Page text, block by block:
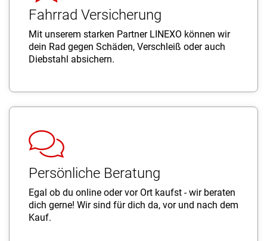
Fahrrad Versicherung
Mit unserem starken Partner LINEXO können wir
dein Rad gegen Schäden, Verschleiß oder auch
Diebstahl absichern.
Persönliche Beratung
Egal ob du online oder vor Ort kaufst - wir beraten
dich gerne! Wir sind für dich da, vor und nach dem
Kauf.